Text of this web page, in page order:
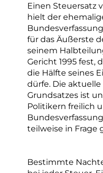
Einen Steuersatz
hielt der
für das Äußerste
seinem
Gericht 1995 fest,
die Hälfte seines
dürfe. Die aktuelle
Grundsatzes ist
Politikern freilich
teilweise in Frage
Bestimmte